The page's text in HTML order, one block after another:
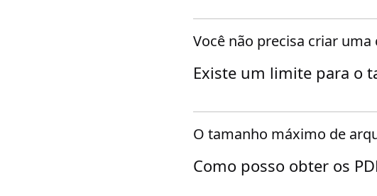
Você não precisa criar
Existe um limite para o
O tamanho máximo de
Como posso obter os